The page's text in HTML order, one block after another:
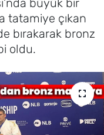
büyük bir
tatamiye çıkan
bırakarak bronz
oldu.